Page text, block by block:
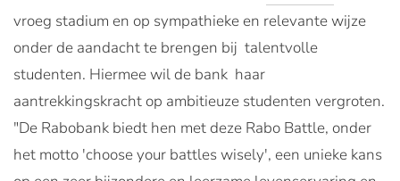
vroeg stadium en op sympathieke en relevante wijze
onder de aandacht te brengen bij talentvolle
studenten. Hiermee wil de bank haar
aantrekkingskracht op ambitieuze studenten vergroten.
"De Rabobank biedt hen met deze Rabo Battle, onder
het motto 'choose your battles wisely', een unieke kans